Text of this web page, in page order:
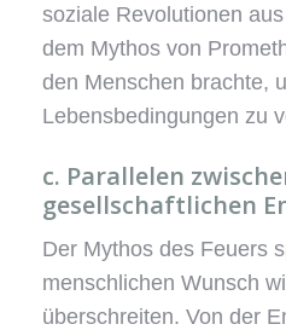
soziale Revolutionen
dem Mythos von
den Menschen brachte,
Lebensbedingungen zu
c. Parallelen
gesellschaftlichen
Der Mythos des Feuers
menschlichen Wunsch
überschreiten. Von der